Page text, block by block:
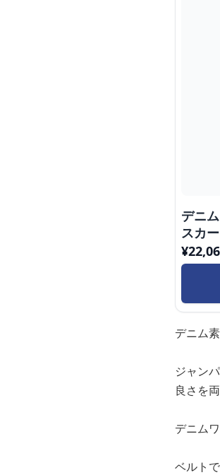
デニ
スカ
¥
デニム
ジャン
良さを
デニム
ベルト